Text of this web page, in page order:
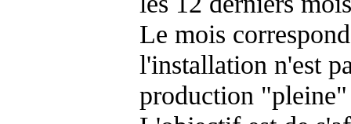
Le mois
l'installation n'est
production "pleine"